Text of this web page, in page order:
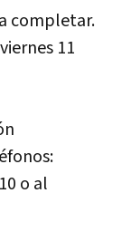
completar.
11
o al